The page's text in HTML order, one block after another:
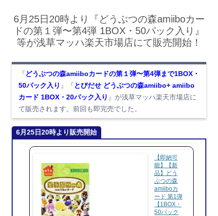
6月25日20時より『どうぶつの森amiiboカー
ドの第１弾〜第4弾 1BOX・50パック入り』
等が浅草マッハ楽天市場店にて販売開始！
『どうぶつの森amiiboカードの第１弾〜第4弾まで1BOX・
50パック入り 』『とびだせ どうぶつの森amiibo+ amiibo
カード 1BOX・20パック入り 』が浅草マッハ楽天市場店に
て販売されます。前回も即完売でした。
6月25日20時より販売開始
【即納可
能】【新
品】どう
ぶつの森
amiiboカ
ード 第1弾
【1BOX・
50パック